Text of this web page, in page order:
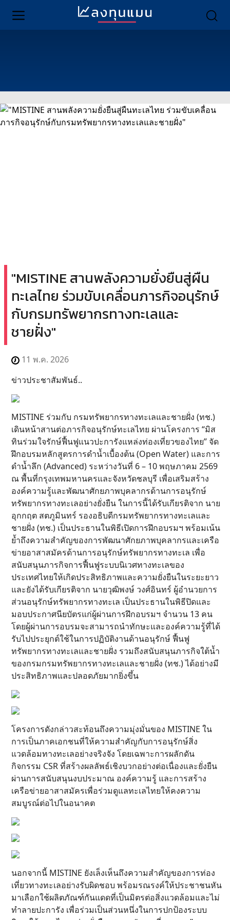
"MISTINE สานพลังความยั่งยืนสู่ผืน
ทะเลไทย ร่วมขับเคลื่อนภารกิจอนุรักษ์
กับกรมทรัพยากรทางทะเลและ
ชายฝั่ง"
11 พ.ค. 2026
ข่าวประชาสัมพันธ์..
MISTINE ร่วมกับ กรมทรัพยากรทางทะเลและชายฝั่ง (ทช.)
เดินหน้าสานต่อภารกิจอนุรักษ์ทะเลไทย ผ่านโครงการ “มิส
ทินร่วมใจรักษ์ฟื้นฟูแนวปะการังแหล่งท่องเที่ยวของไทย” จัด
ฝึกอบรมหลักสูตรการดำน้ำเบื้องต้น (Open Water) และการ
ดำน้ำลึก (Advanced) ระหว่างวันที่ 6 – 10 พฤษภาคม 2569
ณ พื้นที่กรุงเทพมหานครและจังหวัดชลบุรี เพื่อเสริมสร้าง
องค์ความรู้และพัฒนาศักยภาพบุคลากรด้านการอนุรักษ์
ทรัพยากรทางทะเลอย่างยั่งยืน ในการนี้ได้รับเกียรติจาก นาย
อุกกฤต สตภูมินทร์ รองอธิบดีกรมทรัพยากรทางทะเลและ
ชายฝั่ง (ทช.) เป็นประธานในพิธีเปิดการฝึกอบรมฯ พร้อมเน้น
ย้ำถึงความสำคัญของการพัฒนาศักยภาพบุคลากรและเครือ
ข่ายอาสาสมัครด้านการอนุรักษ์ทรัพยากรทางทะเล เพื่อ
สนับสนุนภารกิจการฟื้นฟูระบบนิเวศทางทะเลของ
ประเทศไทยให้เกิดประสิทธิภาพและความยั่งยืนในระยะยาว
และยังได้รับเกียรติจาก นายวุฒิพงษ์ วงศ์อินทร์ ผู้อำนวยการ
ส่วนอนุรักษ์ทรัพยากรทางทะเล เป็นประธานในพิธีปิดและ
มอบประกาศนียบัตรแก่ผู้ผ่านการฝึกอบรมฯ จำนวน 13 คน
โดยผู้ผ่านการอบรมจะสามารถนำทักษะและองค์ความรู้ที่ได้
รับไปประยุกต์ใช้ในการปฏิบัติงานด้านอนุรักษ์ ฟื้นฟู
ทรัพยากรทางทะเลและชายฝั่ง รวมถึงสนับสนุนภารกิจใต้น้ำ
ของกรมกรมทรัพยากรทางทะเลและชายฝั่ง (ทช.) ได้อย่างมี
ประสิทธิภาพและปลอดภัยมากยิ่งขึ้น
โครงการดังกล่าวสะท้อนถึงความมุ่งมั่นของ MISTINE ใน
การเป็นภาคเอกชนที่ให้ความสำคัญกับการอนุรักษ์สิ่ง
แวดล้อมทางทะเลอย่างจริงจัง โดยเฉพาะการผลักดัน
กิจกรรม CSR ที่สร้างผลลัพธ์เชิงบวกอย่างต่อเนื่องและยั่งยืน
ผ่านการสนับสนุนงบประมาณ องค์ความรู้ และการสร้าง
เครือข่ายอาสาสมัครเพื่อร่วมดูแลทะเลไทยให้คงความ
สมบูรณ์ต่อไปในอนาคต
นอกจากนี้ MISTINE ยังเล็งเห็นถึงความสำคัญของการท่อง
เที่ยวทางทะเลอย่างรับผิดชอบ พร้อมรณรงค์ให้ประชาชนหัน
มาเลือกใช้ผลิตภัณฑ์กันแดดที่เป็นมิตรต่อสิ่งแวดล้อมและไม่
ทำลายปะการัง เพื่อร่วมเป็นส่วนหนึ่งในการปกป้องระบบ